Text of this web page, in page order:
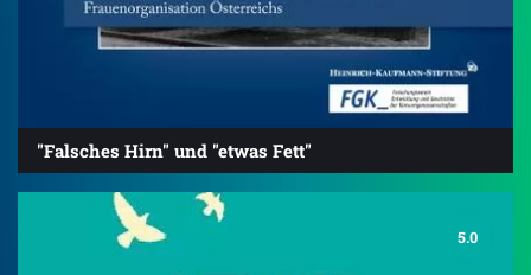
"Falsches Hirn" und "etwas Fett"
5.0